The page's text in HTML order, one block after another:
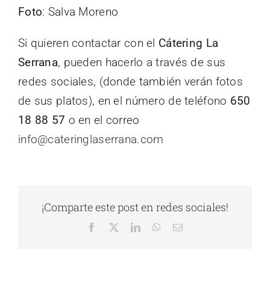
Foto: Salva Moreno
Si quieren contactar con el Cátering La
Serrana, pueden hacerlo a través de sus
redes sociales, (donde también verán fotos
de sus platos), en el número de teléfono 650
18 88 57 o en el correo
info@cateringlaserrana.com
¡Comparte este post en redes sociales!
Facebook LinkedInWhatsApp
Correo